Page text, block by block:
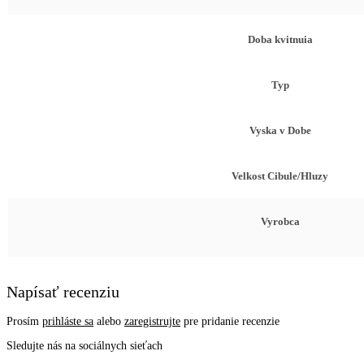
Doba kvitnuia
Typ
Vyska v Dobe
Velkost Cibule/Hluzy
Vyrobca
Napísať recenziu
Prosím prihláste sa alebo zaregistrujte pre pridanie recenzie
Sledujte nás na sociálnych sieťach